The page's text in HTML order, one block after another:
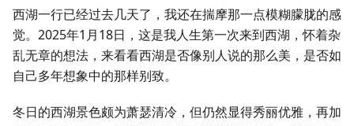
西湖一行已经过去几天了，我还在揣摩那一点模糊朦胧的感
觉。2025年1月18日，这是我人生第一次来到西湖，怀着杂
乱无章的想法，来看看西湖是否像别人说的那么美，是否如
自己多年想象中的那样别致。
冬日的西湖景色颇为萧瑟清冷，但仍然显得秀丽优雅，再加